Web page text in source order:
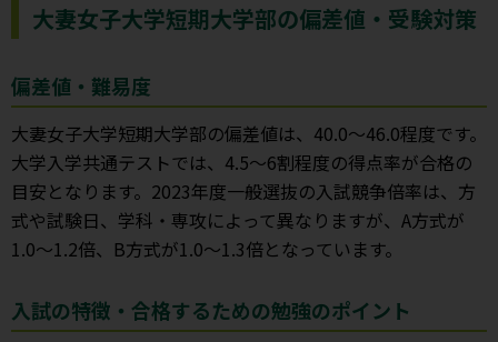
大妻女子大学短期大学部の偏差値・受験対策
偏差値・難易度
大妻女子大学短期大学部の偏差値は、40.0～46.0程度です。
大学入学共通テストでは、4.5～6割程度の得点率が合格の
目安となります。2023年度一般選抜の入試競争倍率は、方
式や試験日、学科・専攻によって異なりますが、A方式が
1.0～1.2倍、B方式が1.0～1.3倍となっています。
入試の特徴・合格するための勉強のポイント